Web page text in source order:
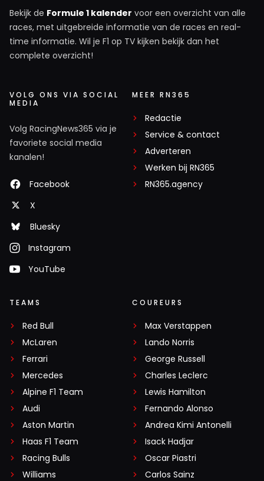
Bekijk de Formule 1 kalender voor een overzicht van alle
races, met uitgebreide informatie van de races en real-
time informatie. Wil je F1 op TV kijken bekijk dan het
complete overzicht!
VOLG ONS VIA SOCIAL
MEDIA
Volg RacingNews365 via je
favoriete social media
kanalen!
Facebook
X
Bluesky
Instagram
YouTube
MEER RN365
Redactie
Service & contact
Adverteren
Werken bij RN365
RN365.agency
TEAMS
Red Bull
McLaren
Ferrari
Mercedes
Alpine F1 Team
Audi
Aston Martin
Haas F1 Team
Racing Bulls
Williams
COUREURS
Max Verstappen
Lando Norris
George Russell
Charles Leclerc
Lewis Hamilton
Fernando Alonso
Andrea Kimi Antonelli
Isack Hadjar
Oscar Piastri
Carlos Sainz